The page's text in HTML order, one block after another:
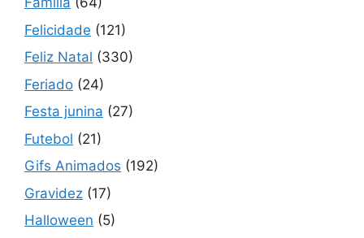
Felicidade (121)
Feliz Natal (330)
Feriado (24)
Festa junina (27)
Futebol (21)
Gifs Animados (192)
Gravidez (17)
Halloween (5)